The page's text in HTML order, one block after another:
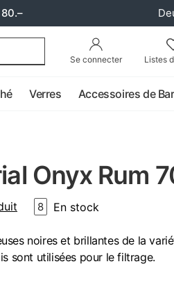
Se connecter Listes
Verres Accessoires de Bar
Onyx Rum
8 En stock
noires et brillantes de la
sont utilisées pour le filtrage.